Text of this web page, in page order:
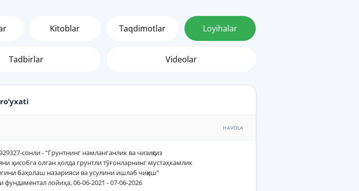
Kitoblar Taqdimotlar Loyihalar
Tadbirlar Videolar
HAVOLA
сонли - “Грунтнинг намланганлик ва чизиқсиз
ҳисобга олган ҳолда грунтли тўғонларнинг мустаҳкамлик
баҳолаш назарияси ва усулини ишлаб чиқиш”
фундаментал лойиҳа, 06-06-2021 - 07-06-2026